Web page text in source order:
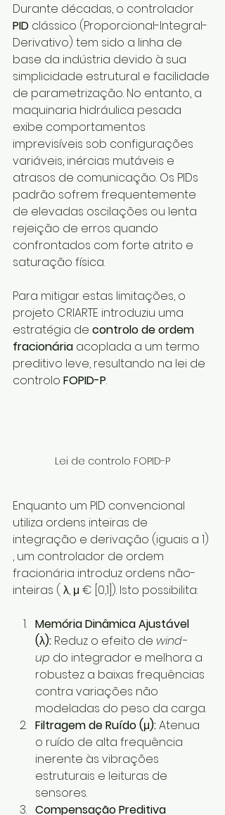
Durante décadas, o controlador
PID clássico (Proporcional-Integral-
Derivativo) tem sido a linha de
base da indústria devido à sua
simplicidade estrutural e facilidade
de parametrização. No entanto, a
maquinaria hidráulica pesada
exibe comportamentos
imprevisíveis sob configurações
variáveis, inércias mutáveis e
atrasos de comunicação. Os PIDs
padrão sofrem frequentemente
de elevadas oscilações ou lenta
rejeição de erros quando
confrontados com forte atrito e
saturação física.
Para mitigar estas limitações, o
projeto CRIARTE introduziu uma
estratégia de controlo de ordem
fracionária acoplada a um termo
preditivo leve, resultando na lei de
controlo FOPID-P.
Lei de controlo FOPID-P
Enquanto um PID convencional
utiliza ordens inteiras de
integração e derivação (iguais a 1)
, um controlador de ordem
fracionária introduz ordens não-
inteiras ( λ, μ € [0,1]). Isto possibilita:
Memória Dinâmica Ajustável
(λ): Reduz o efeito de wind-
up do integrador e melhora a
robustez a baixas frequências
contra variações não
modeladas do peso da carga.
Filtragem de Ruído (μ): Atenua
o ruído de alta frequência
inerente às vibrações
estruturais e leituras de
sensores.
Compensação Preditiva